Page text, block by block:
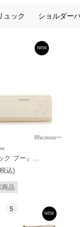
ュック ショルダー
NEW
ク プー』...
込)
商品
5
NEW